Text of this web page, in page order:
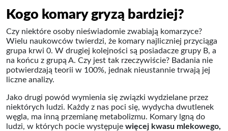
Kogo komary gryzą bardziej?
Czy niektóre osoby nieświadomie zwabiają komarzyce?
Wielu naukowców twierdzi, że komary najliczniej przyciąga
grupa krwi 0. W drugiej kolejności są posiadacze grupy B, a
na końcu z grupą A. Czy jest tak rzeczywiście? Badania nie
potwierdzają teorii w 100%, jednak nieustannie trwają jej
liczne analizy.
Jako drugi powód wymienia się związki wydzielane przez
niektórych ludzi. Każdy z nas poci się, wydycha dwutlenek
węgla, ma inną przemianę metabolizmu. Komary lgną do
ludzi, w których pocie występuje więcej kwasu mlekowego,